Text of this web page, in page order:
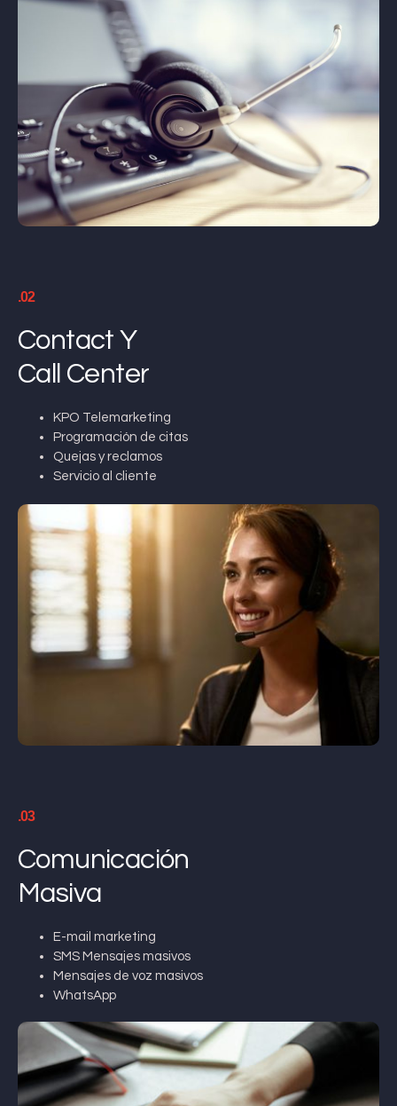
.02
Contact Y
Call Center
KPO Telemarketing
Programación de citas
Quejas y reclamos
Servicio al cliente
.03
Comunicación
Masiva
E-mail marketing
SMS Mensajes masivos
Mensajes de voz masivos
WhatsApp